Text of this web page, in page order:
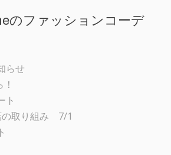
のファッションコーデ
らせ
ト
の取り組み 7/1